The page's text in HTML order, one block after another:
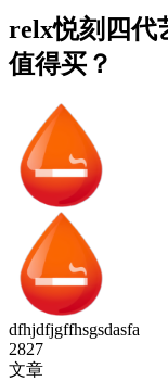
relx悦刻四代
值得买？
dfhjdfjgffhsgsdasfa
2827
文章